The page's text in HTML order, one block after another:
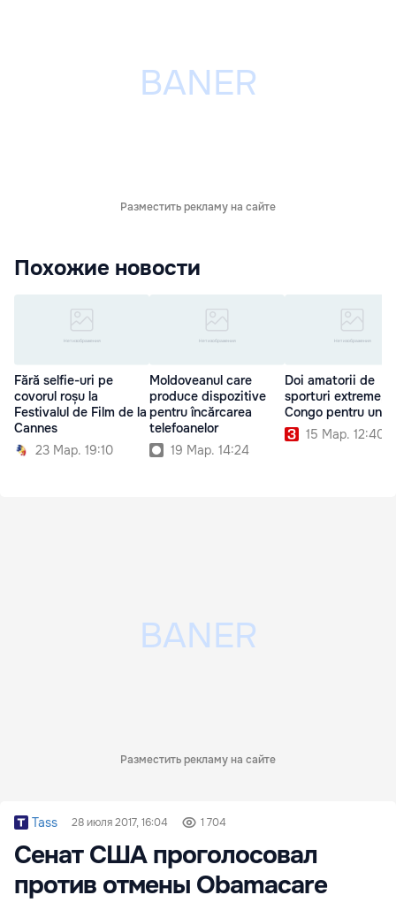
Разместить рекламу на сайте
Похожие новости
Fără selfie-uri pe
covorul roșu la
Festivalul de Film de la
Cannes
23 Мар. 19:10
Moldoveanul care
produce dispozitive
pentru încărcarea
telefoanelor
19 Мар. 14:24
Doi amatorii de
sporturi extreme,
Congo pentru un
15 Мар. 12:40
Разместить рекламу на сайте
Tass 28 июля 2017, 16:04 1 704
Сенат США проголосовал
против отмены Obamacare